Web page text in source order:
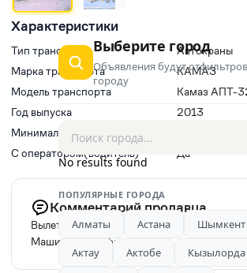
Характеристики
Тип транспорта
Автокраны
Марка транспорта
КАМАЗ
Модель транспорта
Камаз АПТ-
Год выпуска
2013
Минимальное время заказа, ч
С оператором(водитель)
Да
Комментарий продавца
Вылет стрелы 21,7м. Грузоподъёмность
Машинист профи.
Выберите город
Объявления будут
городу
No results found
ПОПУЛЯРНЫЕ ГОРОДА
Алматы Астана
Шымкент
Актау
Актобе
Кызылорда